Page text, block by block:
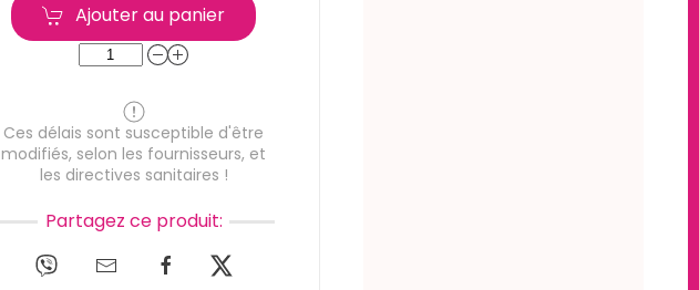
Ajouter au panier
Ces délais sont susceptible d'être
modifiés, selon les fournisseurs, et
les directives sanitaires !
Partagez ce produit: